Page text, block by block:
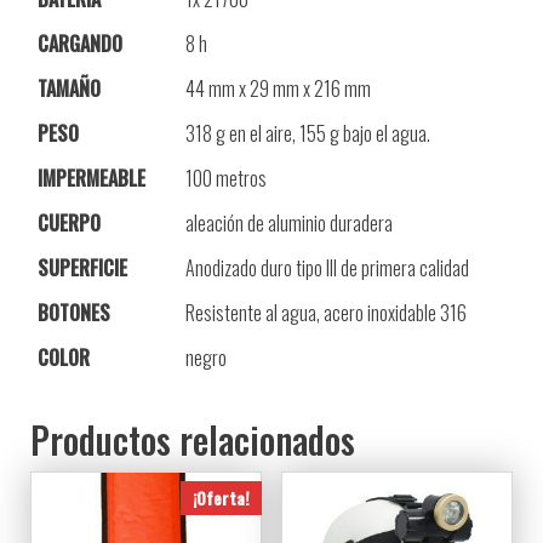
CARGANDO
8 h
TAMAÑO
44 mm x 29 mm x 216 mm
PESO
318 g en el aire, 155 g bajo el agua.
IMPERMEABLE
100 metros
CUERPO
aleación de aluminio duradera
SUPERFICIE
Anodizado duro tipo III de primera calidad
BOTONES
Resistente al agua, acero inoxidable 316
COLOR
negro
Productos relacionados
¡Oferta!